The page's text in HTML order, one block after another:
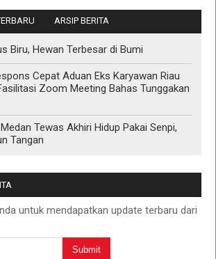
ARSIP BERITA
Biru, Hewan Terbesar di Bumi
Cepat Aduan Eks Karyawan Riau
Zoom Meeting Bahas Tunggakan
Tewas Akhiri Hidup Pakai Senpi,
Tangan
untuk mendapatkan update terbaru dari